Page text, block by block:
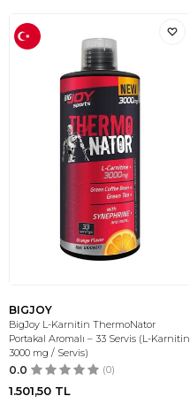
BIGJOY
BigJoy L-Karnitin ThermoNator
Portakal Aromalı – 33 Servis (L-Karnitin
3000 mg / Servis)
0.0 (0)
1.501,50 TL